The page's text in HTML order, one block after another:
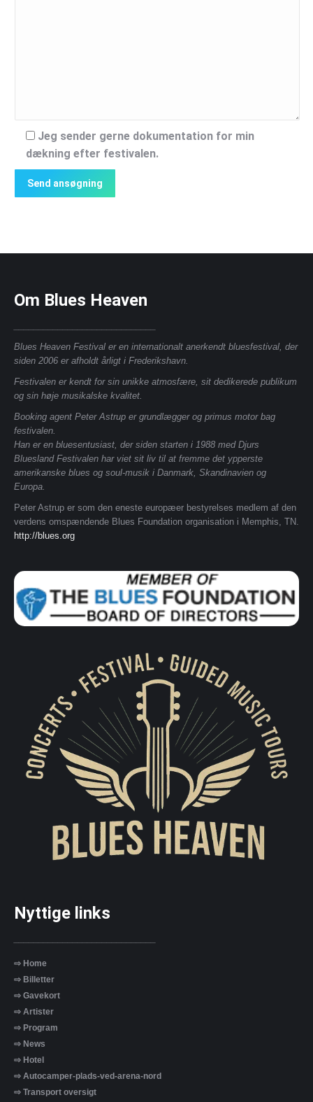
Jeg sender gerne dokumentation for min
dækning efter festivalen.
Om Blues Heaven
Blues Heaven Festival er en internationalt anerkendt bluesfestival, der
siden 2006 er afholdt årligt i Frederikshavn.
Festivalen er kendt for sin unikke atmosfære, sit dedikerede publikum
og sin høje musikalske kvalitet.
Booking agent Peter Astrup er grundlægger og primus motor bag
festivalen.
Han er en bluesentusiast, der siden starten i 1988 med Djurs
Bluesland Festivalen har viet sit liv til at fremme det ypperste
amerikanske blues og soul-musik i Danmark, Skandinavien og
Europa.
Peter Astrup er som den eneste europæer bestyrelses medlem af den
verdens omspændende Blues Foundation organisation i Memphis, TN.
http://blues.org
Nyttige links
⇨ Home
⇨ Billetter
⇨ Gavekort
⇨ Artister
⇨ Program
⇨ News
⇨ Hotel
⇨ Autocamper-plads-ved-arena-nord
⇨ Transport oversigt